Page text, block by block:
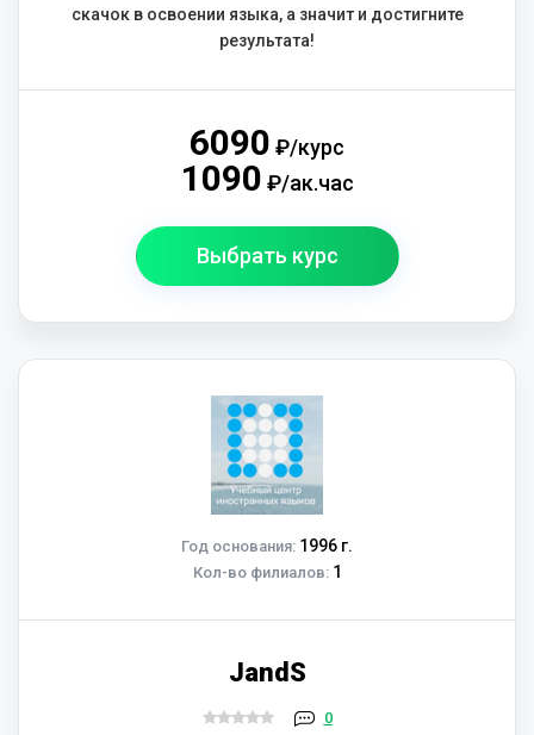
скачок в освоении языка, а значит и достигните
результата!
6090 ₽/курс
1090 ₽/ак.час
Выбрать курс
Год основания: 1996 г.
Кол-во филиалов:1
JandS
0